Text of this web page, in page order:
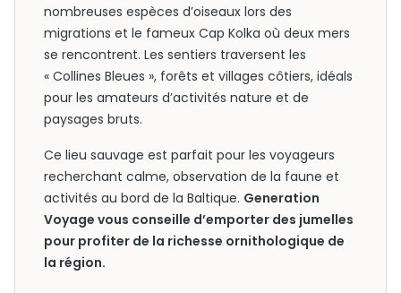
nombreuses espèces d’oiseaux lors des
migrations et le fameux Cap Kolka où deux mers
se rencontrent. Les sentiers traversent les
« Collines Bleues », forêts et villages côtiers, idéals
pour les amateurs d’activités nature et de
paysages bruts.
Ce lieu sauvage est parfait pour les voyageurs
recherchant calme, observation de la faune et
activités au bord de la Baltique. Generation
Voyage vous conseille d’emporter des jumelles
pour profiter de la richesse ornithologique de
la région.